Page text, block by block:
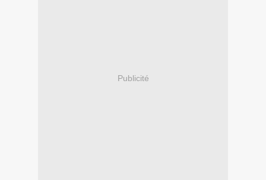
Publicité